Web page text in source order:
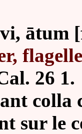
ātum
26 1.
colla
sur le